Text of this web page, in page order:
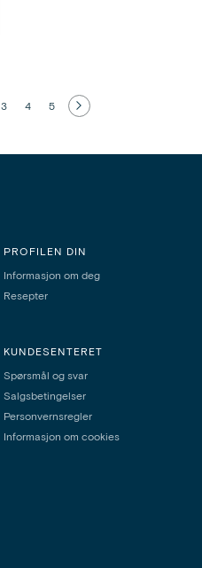
3 4 5
PROFILEN DIN
Informasjon om deg
Resepter
KUNDESENTERET
Spørsmål og svar
Salgsbetingelser
Personvernsregler
Informasjon om cookies